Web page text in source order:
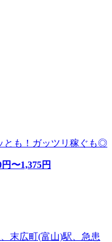
とも！ガッツリ稼ぐも◎
円〜1,375円
末広町(富山)駅、急患